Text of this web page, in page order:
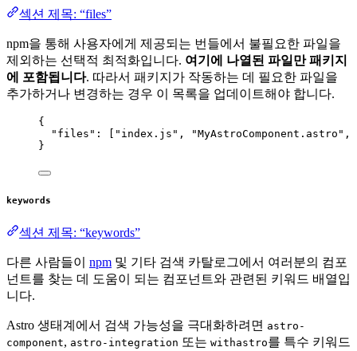
섹션 제목: “files”
npm을 통해 사용자에게 제공되는 번들에서 불필요한 파일을
제외하는 선택적 최적화입니다. 여기에 나열된 파일만 패키지
에 포함됩니다. 따라서 패키지가 작동하는 데 필요한 파일을
추가하거나 변경하는 경우 이 목록을 업데이트해야 합니다.
{
"files" : [ " index.js " , "MyAstroComponent.astro " ,
}
keywords
섹션 제목: “keywords”
다른 사람들이 npm 및 기타 검색 카탈로그에서 여러분의 컴포
넌트를 찾는 데 도움이 되는 컴포넌트와 관련된 키워드 배열입
니다.
Astro 생태계에서 검색 가능성을 극대화하려면 astro-
component, astro-integration 또는 withastro를 특수 키워드